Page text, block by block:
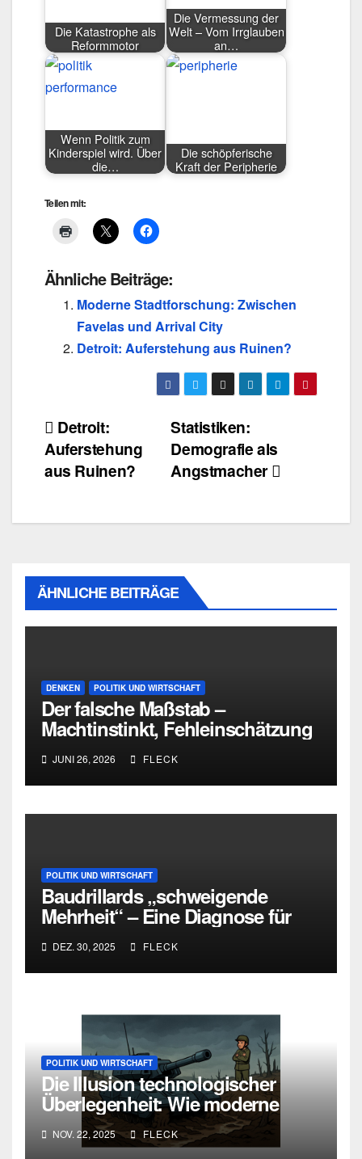
Die Katastrophe als
Reformmotor
Die Vermessung der
Welt – Vom Irrglauben
an…
Wenn Politik zum
Kinderspiel wird. Über
die…
Die schöpferische
Kraft der Peripherie
Teilen mit:
Ähnliche Beiträge:
Moderne Stadtforschung: Zwischen
Favelas und Arrival City
Detroit: Auferstehung aus Ruinen?
Beitragsnavigation
Statistiken:
Demografie als
Angstmacher
Detroit:
Auferstehung
aus Ruinen?
ÄHNLICHE BEITRÄGE
DENKEN POLITIK UND WIRTSCHAFT
Der falsche Maßstab –
Machtinstinkt, Fehleinschätzung
und die Grenzen intellektueller
Urteilskraft
JUNI 26, 2026 FLECK
POLITIK UND WIRTSCHAFT
Baudrillards „schweigende
Mehrheit“ – Eine Diagnose für
heute
DEZ. 30, 2025 FLECK
POLITIK UND WIRTSCHAFT
Die Illusion technologischer
Überlegenheit: Wie moderne
Kriegsführung an ihren eigenen
Widersprüchen scheitert
NOV. 22, 2025 FLECK